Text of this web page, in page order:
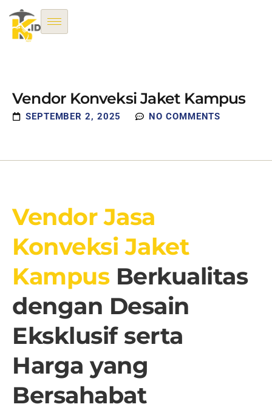
Vendor Konveksi Jaket Kampus
SEPTEMBER 2, 2025 NO COMMENTS
Vendor Jasa
Konveksi Jaket
Kampus Berkualitas
dengan Desain
Eksklusif serta
Harga yang
Bersahabat